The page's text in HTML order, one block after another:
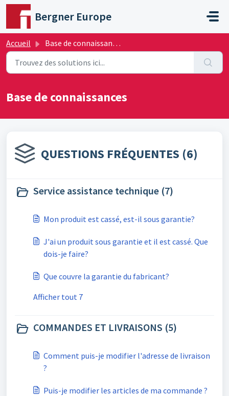
Passer au contenu principal
Bergner Europe
Accueil Base de connaissances
Base de connaissances
QUESTIONS FRÉQUENTES (6)
Service assistance technique (7)
Mon produit est cassé, est-il sous garantie?
J'ai un produit sous garantie et il est cassé. Que
dois-je faire?
Que couvre la garantie du fabricant?
Afficher tout 7
COMMANDES ET LIVRAISONS (5)
Comment puis-je modifier l'adresse de livraison
?
Puis-je modifier les articles de ma commande ?